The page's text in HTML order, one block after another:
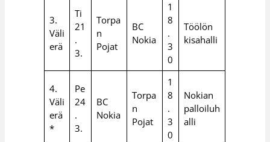
3.
Väli
erä
Ti
21
.
3.
Torpa
n
Pojat
BC
Nokia
1
8
.
3
0
Töölön
kisahalli
4.
Väli
erä
*
Pe
24
.
3.
BC
Nokia
Torpa
n
Pojat
1
8
.
3
0
Nokian
palloiluh
alli